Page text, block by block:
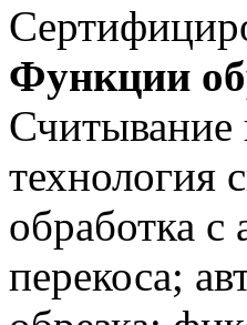
Функции
Считывание
технология
обработка
перекоса;